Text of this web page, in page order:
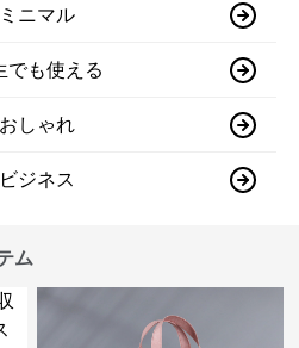
ミニマル
でも使える
おしゃれ
ビジネス
ム